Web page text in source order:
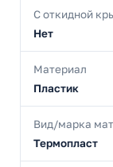
С откидной
Нет
Материал
Пластик
Вид/марка
Термопласт